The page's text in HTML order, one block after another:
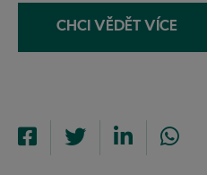
CHCI VĚDĚT VÍCE